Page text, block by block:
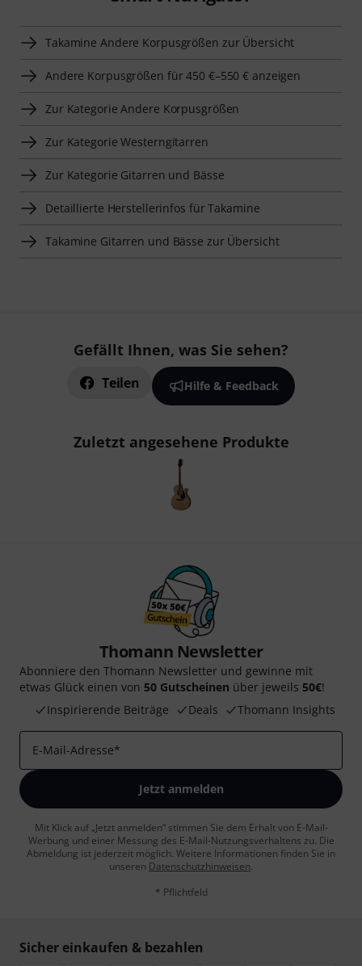
Takamine Andere Korpusgrößen zur Übersicht
Andere Korpusgrößen für 450 €–550 € anzeigen
Zur Kategorie Andere Korpusgrößen
Zur Kategorie Westerngitarren
Zur Kategorie Gitarren und Bässe
Detaillierte Herstellerinfos für Takamine
Takamine Gitarren und Bässe zur Übersicht
Gefällt Ihnen, was Sie sehen?
Teilen Hilfe & Feedback
Zuletzt angesehene Produkte
Thomann Newsletter
Abonniere den Thomann Newsletter und gewinne mit
etwas Glück einen von 50 Gutscheinen über jeweils 50€!
Inspirierende Beiträge
Deals Thomann Insights
E-Mail-Adresse*
Jetzt anmelden
Mit Klick auf „Jetzt anmelden“ stimmen Sie dem Erhalt von E-Mail-
Werbung und einer Messung des E-Mail-Nutzungsverhaltens zu. Die
Abmeldung ist jederzeit möglich. Weitere Informationen finden Sie in
unseren Datenschutzhinweisen.
* Pflichtfeld
Sicher einkaufen & bezahlen